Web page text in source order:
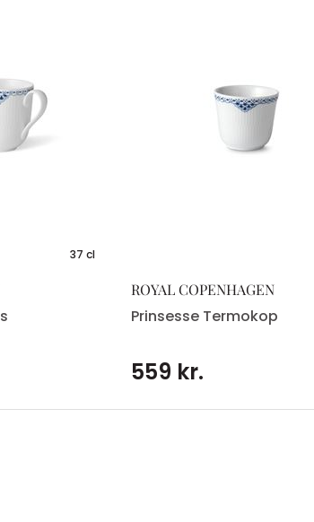
37 cl
ROYAL COPENHAGEN
Prinsesse Termokop
559 kr.